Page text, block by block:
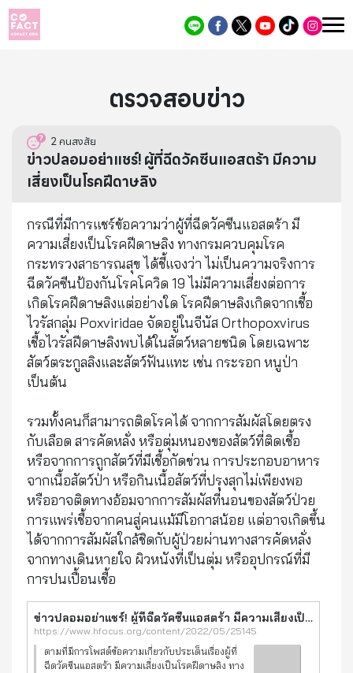
ตรวจสอบข่าว
2คนสงสัย
ข่าวปลอมอย่าแชร์! ผู้ที่ฉีดวัคซีนแอสตร้า มีความ
เสี่ยงเป็นโรคฝีดาษลิง
กรณีที่มีการแชร์ข้อความว่าผู้ที่ฉีดวัคซีนแอสตร้า มี
ความเสี่ยงเป็นโรคฝีดาษลิง ทางกรมควบคุมโรค
กระทรวงสาธารณสุข ได้ชี้แจงว่า ไม่เป็นความจริงการ
ฉีดวัคซีนป้องกันโรคโควิด 19 ไม่มีความเสี่ยงต่อการ
เกิดโรคฝีดาษลิงแต่อย่างใด โรคฝีดาษลิงเกิดจากเชื้อ
ไวรัสกลุ่ม Poxviridae จัดอยู่ในจีนัส Orthopoxvirus
เชื้อไวรัสฝีดาษลิงพบได้ในสัตว์หลายชนิด โดยเฉพาะ
สัตว์ตระกูลลิงและสัตว์ฟันแทะ เช่น กระรอก หนูป่า
เป็นต้น
รวมทั้งคนก็สามารถติดโรคได้ จากการสัมผัสโดยตรง
กับเลือด สารคัดหลั่ง หรือตุ่มหนองของสัตว์ที่ติดเชื้อ
หรือจากการถูกสัตว์ที่มีเชื้อกัดข่วน การประกอบอาหาร
จากเนื้อสัตว์ป่า หรือกินเนื้อสัตว์ที่ปรุงสุกไม่เพียงพอ
หรืออาจติดทางอ้อมจากการสัมผัสที่นอนของสัตว์ป่วย
การแพร่เชื้อจากคนสู่คนแม้มีโอกาสน้อย แต่อาจเกิดขึ้น
ได้จากการสัมผัสใกล้ชิดกับผู้ป่วยผ่านทางสารคัดหลั่ง
จากทางเดินหายใจ ผิวหนังที่เป็นตุ่ม หรืออุปกรณ์ที่มี
การปนเปื้อนเชื้อ
ข่าวปลอมอย่าแชร์! ผู้ที่ฉีดวัคซีนแอสตร้า มีความเสี่ยงเป็นโรคฝีดาษลิง | Hfocus.org เจาะลึกระบบสุขภาพ
https://www.hfocus.org/content/2022/05/25145
ตามที่มีการโพสต์ข้อความเกี่ยวกับประเด็นเรื่องผู้ที่
ฉีดวัคซีนแอสตร้า มีความเสี่ยงเป็นโรคฝีดาษลิง ทาง